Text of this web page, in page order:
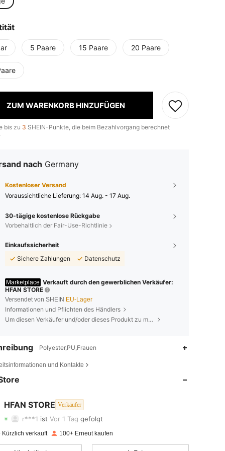
5 Paare 15 Paare 20 Paare
ZUM WARENKORB HINZUFÜGEN
bis zu 3 SHEIN-Punkte, die beim Bezahlvorgang berechnet
nach Germany
Kostenloser Versand
Voraussichtliche Lieferung: 14 Aug. - 17 Aug.
30-tägige kostenlose Rückgabe
Vorbehaltlich der Fair-Use-Richtlinie
Einkaufssicherheit
Sichere Zahlungen
Datenschutz
Marketplace Verkauft durch den gewerblichen Verkäufer:
HFAN STORE
Versendet von SHEIN EU-Lager
Informationen und Pflichten des Händlers
Um diesen Verkäufer und/oder dieses Produkt zu melden
Polyester,PU,Frauen
und Kontakte
HFAN STORE Verkäufer
4,71
4,71 31
r***1 ist Vor 1 Tag gefolgt
4,71 Bewertung 31 Artikel 112
4,71 31 112
Kürzlich verkauft 100+ Erneut kaufen